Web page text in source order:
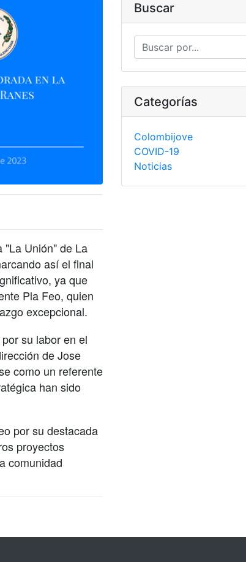
"La Unión" de La
así el final
ya que
Pla Feo, quien
excepcional.
su labor en el
de Jose
como un referente
han sido
por su destacada
proyectos
comunidad
Buscar
Categorías
Colombijove
COVID-19
Noticias